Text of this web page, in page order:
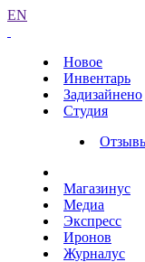
EN
Новое
Инвентарь
Задизайнено
Студия
Магазинус
Медиа
Экспресс
Иронов
Журналус